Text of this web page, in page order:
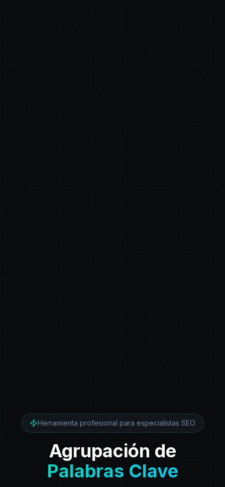
Herramienta profesional para especialistas SEO
Agrupación de
Palabras Clave